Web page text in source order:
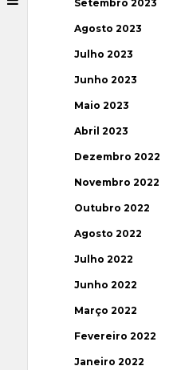
Setembro 2023
Agosto 2023
Julho 2023
Junho 2023
Maio 2023
Abril 2023
Dezembro 2022
Novembro 2022
Outubro 2022
Agosto 2022
Julho 2022
Junho 2022
Março 2022
Fevereiro 2022
Janeiro 2022